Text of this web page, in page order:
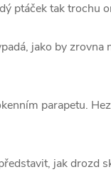
ptáček tak trochu
jako by
parapetu.
jak drozd